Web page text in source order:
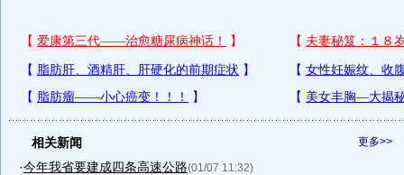
更多>>
相关新闻
·今年我省要建成四条高速公路(01/07 11:32)